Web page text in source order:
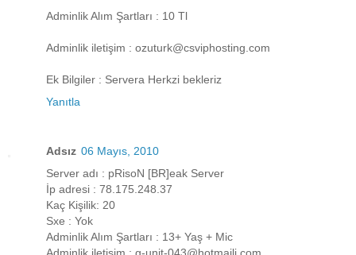
Adminlik Alım Şartları : 10 Tl
Adminlik iletişim : ozuturk@csviphosting.com
Ek Bilgiler : Servera Herkzi bekleriz
Yanıtla
Adsız 06 Mayıs, 2010
Server adı : pRisoN [BR]eak Server
İp adresi : 78.175.248.37
Kaç Kişilik: 20
Sxe : Yok
Adminlik Alım Şartları : 13+ Yaş + Mic